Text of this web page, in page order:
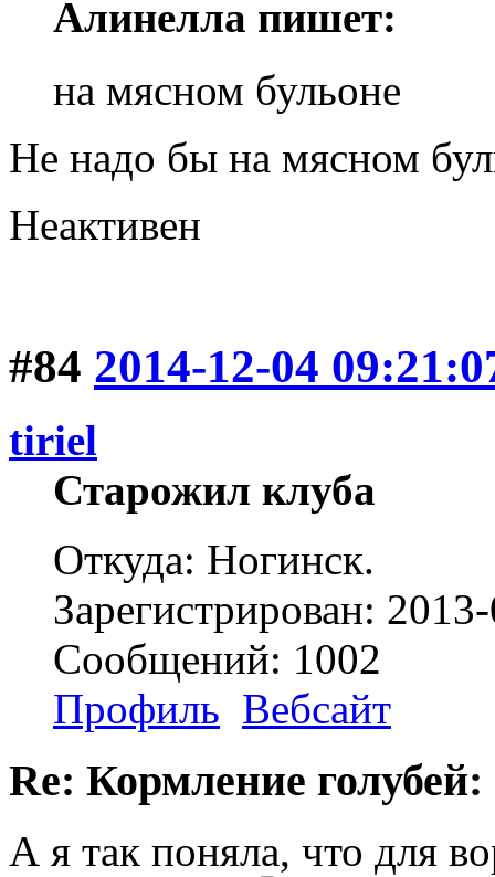
Алинелла пишет:
на мясном бульоне
Не надо бы на мясном
Неактивен
#84 2014-12-04
tiriel
Старожил клуба
Откуда: Ногинск.
Зарегистрирован:
Сообщений: 1002
Профиль Вебсайт
Re: Кормление
А я так поняла, что для